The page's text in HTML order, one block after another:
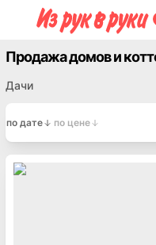
Продажа домов и
Дачи
по дате по цене